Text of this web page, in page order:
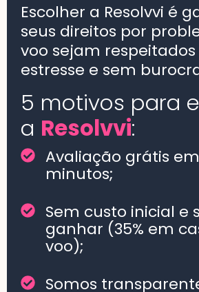
Escolher a Resolvvi é
seus direitos por
voo sejam respeitados
estresse e sem
5 motivos para
a Resolvvi:
Avaliação grátis
minutos;
Sem custo inicial e
ganhar (35% em
voo);
Somos